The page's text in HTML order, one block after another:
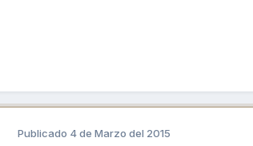
Publicado 4 de Marzo del 2015